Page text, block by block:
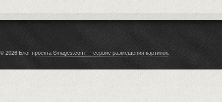
© 2026 Блог проекта Smages.com — сервис размещения картинок.